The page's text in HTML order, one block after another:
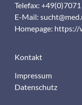
Telefax:
E-Mail:
Homepage: https://
Kontakt
Impressum
Datenschutz